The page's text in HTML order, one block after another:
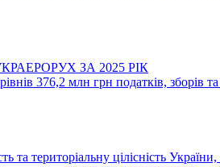
ЗА 2025 РІК
376,2 млн грн податків, зборів
територіальну цілісність